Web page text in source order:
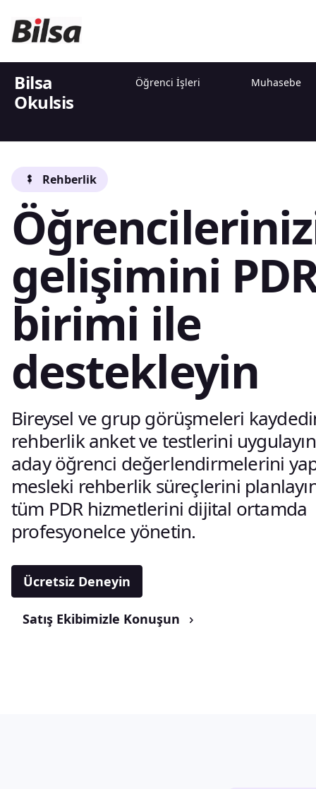
Bilsa
Okulsis
Öğrenci İşleri Muhasebe
Rehberlik
gelişimini
birimi ile
destekleyin
Bireysel ve grup görüşmeleri
rehberlik anket ve testlerini
aday öğrenci değerlendirmelerini
mesleki rehberlik süreçlerini
tüm PDR hizmetlerini dijital ortamda
profesyonelce yönetin.
Ücretsiz Deneyin
Satış Ekibimizle Konuşun